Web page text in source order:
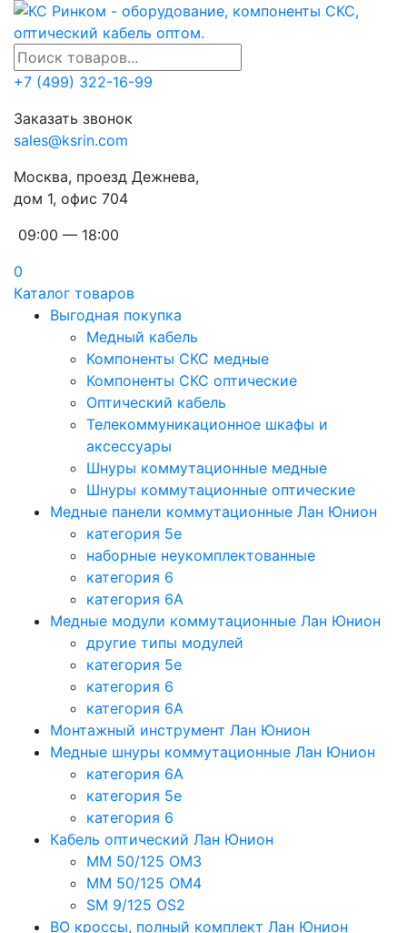
+7 (499) 322-16-99
Заказать звонок
sales@ksrin.com
Москва, проезд Дежнева,
дом 1, офис 704
09:00 — 18:00
0
Каталог товаров
Выгодная покупка
Медный кабель
Компоненты СКС медные
Компоненты СКС оптические
Оптический кабель
Телекоммуникационное шкафы и
аксессуары
Шнуры коммутационные медные
Шнуры коммутационные оптические
Медные панели коммутационные Лан Юнион
категория 5e
наборные неукомплектованные
категория 6
категория 6A
Медные модули коммутационные Лан Юнион
другие типы модулей
категория 5е
категория 6
категория 6A
Монтажный инструмент Лан Юнион
Медные шнуры коммутационные Лан Юнион
категория 6A
категория 5e
категория 6
Кабель оптический Лан Юнион
MM 50/125 OM3
MM 50/125 OM4
SM 9/125 OS2
ВО кроссы, полный комплект Лан Юнион